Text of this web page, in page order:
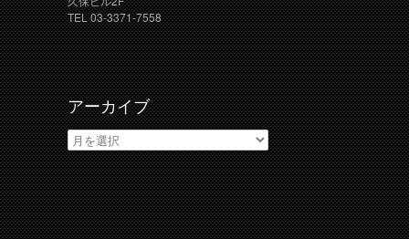
TEL 03-3371-7558
アーカイブ
ア
ー
カ
イ
ブ